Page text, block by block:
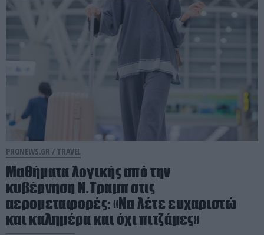
PRONEWS.GR / TRAVEL
Μαθήματα λογικής από την
κυβέρνηση Ν.Τραμπ στις
αερομεταφορές: «Να λέτε ευχαριστώ
και καλημέρα και όχι πιτζάμες»